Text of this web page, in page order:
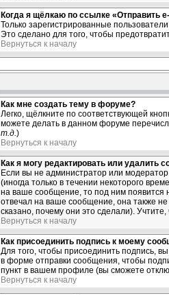
Когда я щёлкаю по ссылке «Отправить
Только зарегистрированные
Это сделано для того, чтобы
Вернуться к началу
Как мне создать тему в форуме?
Легко, щёлкните по соответствующей
можете делать в данном форуме
т.д.)
Вернуться к началу
Как я могу редактировать или удалить
Если вы не администратор или
(иногда только в течении некоторого
на ваше сообщение, то под ним появится
отвечал на ваше сообщение, она также
сказано, почему они это сделали).
Вернуться к началу
Как присоединить подпись к моему
Для того, чтобы присоединить подпись,
в форме отправки сообщения, чтобы
пункт в вашем профиле (вы сможете
Вернуться к началу